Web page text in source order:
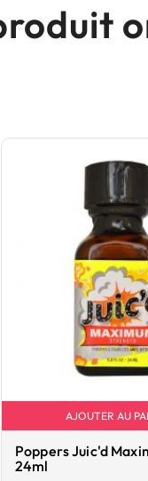
AJOUTER AU
Poppers Juic'd
24ml